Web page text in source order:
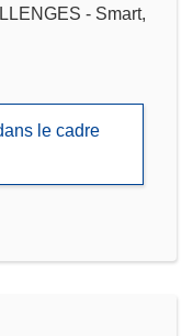
- Smart,
le cadre